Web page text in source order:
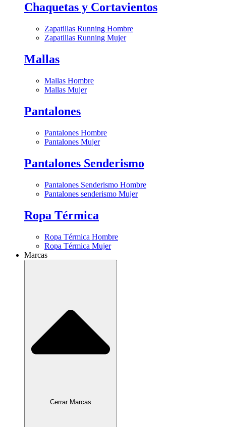
Chaquetas y Cortavientos
Zapatillas Running Hombre
Zapatillas Running Mujer
Mallas
Mallas Hombre
Mallas Mujer
Pantalones
Pantalones Hombre
Pantalones Mujer
Pantalones Senderismo
Pantalones Senderismo Hombre
Pantalones senderismo Mujer
Ropa Térmica
Ropa Térmica Hombre
Ropa Térmica Mujer
Marcas
Cerrar Marcas